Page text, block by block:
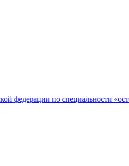
федерации по специальности